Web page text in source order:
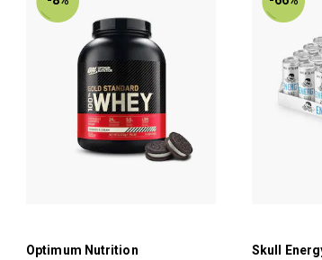
Optimum Nutrition
Skull